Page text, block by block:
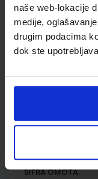
naše web-lokacije
medije,
drugim podacima
dok ste
SKU:569511
ŠIFRA OMOTA:
Udžbenik
Nakladnik:PROFIL
ŠIFRA OMOTA: